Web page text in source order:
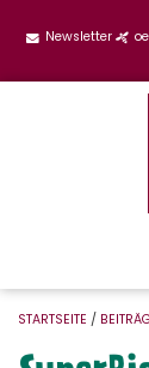
Newsletter
STARTSEITE /